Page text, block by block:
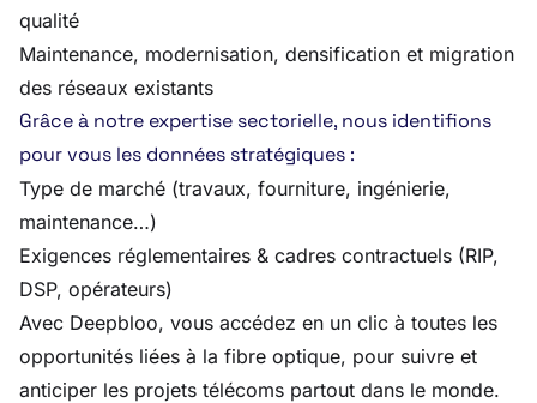
qualité
Maintenance, modernisation, densification et migration
des réseaux existants
Grâce à notre expertise sectorielle, nous identifions
pour vous les données stratégiques :
Type de marché (travaux, fourniture, ingénierie,
maintenance…)
Exigences réglementaires & cadres contractuels (RIP,
DSP, opérateurs)
Avec Deepbloo, vous accédez en un clic à toutes les
opportunités liées à la fibre optique, pour suivre et
anticiper les projets télécoms partout dans le monde.